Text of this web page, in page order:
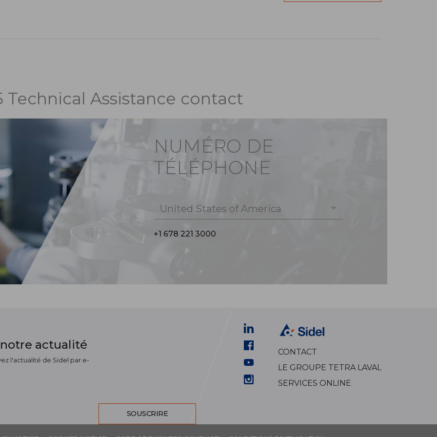
Technical Assistance contact
NUMÉRO DE
TÉLÉPHONE
United States of America
+1 678 221 3000
actualité
l'actualité de Sidel par e-
SOUSCRIRE
CONTACT
LE GROUPE TETRA LAVAL
SERVICES ONLINE